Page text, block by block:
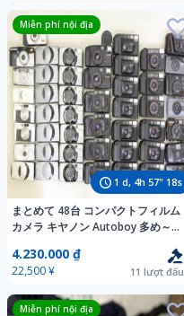
1 d, 4h 57" 16s
Miễn phí nội địa
まとめて 48台 コンパクトフィルム
カメラ キヤノン Autoboy 多め～
ノルタ 動作未確認のジャンク品
4.230.000 ₫
22,500 ¥ 11 lượt đấu
Miễn phí nội địa